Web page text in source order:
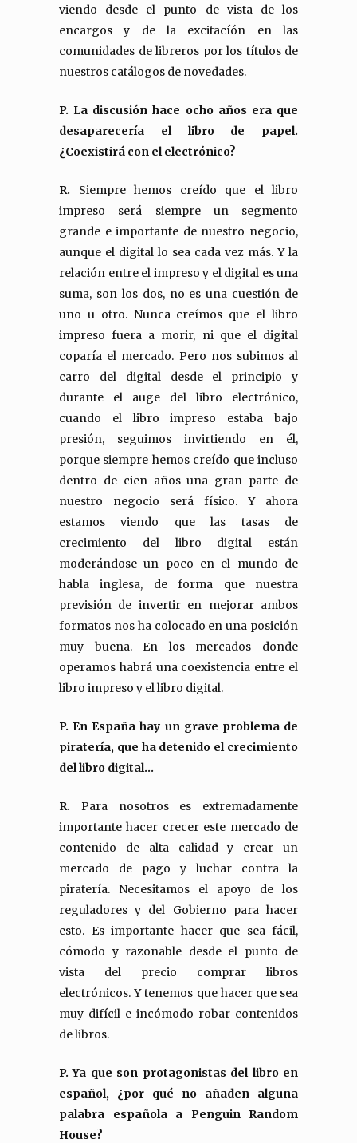
viendo desde el punto de vista de los
encargos y de la excitacíón en las
comunidades de libreros por los títulos de
nuestros catálogos de novedades.
P. La discusión hace ocho años era que
desaparecería el libro de papel.
¿Coexistirá con el electrónico?
R. Siempre hemos creído que el libro
impreso será siempre un segmento
grande e importante de nuestro negocio,
aunque el digital lo sea cada vez más. Y la
relación entre el impreso y el digital es una
suma, son los dos, no es una cuestión de
uno u otro. Nunca creímos que el libro
impreso fuera a morir, ni que el digital
coparía el mercado. Pero nos subimos al
carro del digital desde el principio y
durante el auge del libro electrónico,
cuando el libro impreso estaba bajo
presión, seguimos invirtiendo en él,
porque siempre hemos creído que incluso
dentro de cien años una gran parte de
nuestro negocio será físico. Y ahora
estamos viendo que las tasas de
crecimiento del libro digital están
moderándose un poco en el mundo de
habla inglesa, de forma que nuestra
previsión de invertir en mejorar ambos
formatos nos ha colocado en una posición
muy buena. En los mercados donde
operamos habrá una coexistencia entre el
libro impreso y el libro digital.
P. En España hay un grave problema de
piratería, que ha detenido el crecimiento
del libro digital…
R. Para nosotros es extremadamente
importante hacer crecer este mercado de
contenido de alta calidad y crear un
mercado de pago y luchar contra la
piratería. Necesitamos el apoyo de los
reguladores y del Gobierno para hacer
esto. Es importante hacer que sea fácil,
cómodo y razonable desde el punto de
vista del precio comprar libros
electrónicos. Y tenemos que hacer que sea
muy difícil e incómodo robar contenidos
de libros.
P. Ya que son protagonistas del libro en
español, ¿por qué no añaden alguna
palabra española a Penguin Random
House?